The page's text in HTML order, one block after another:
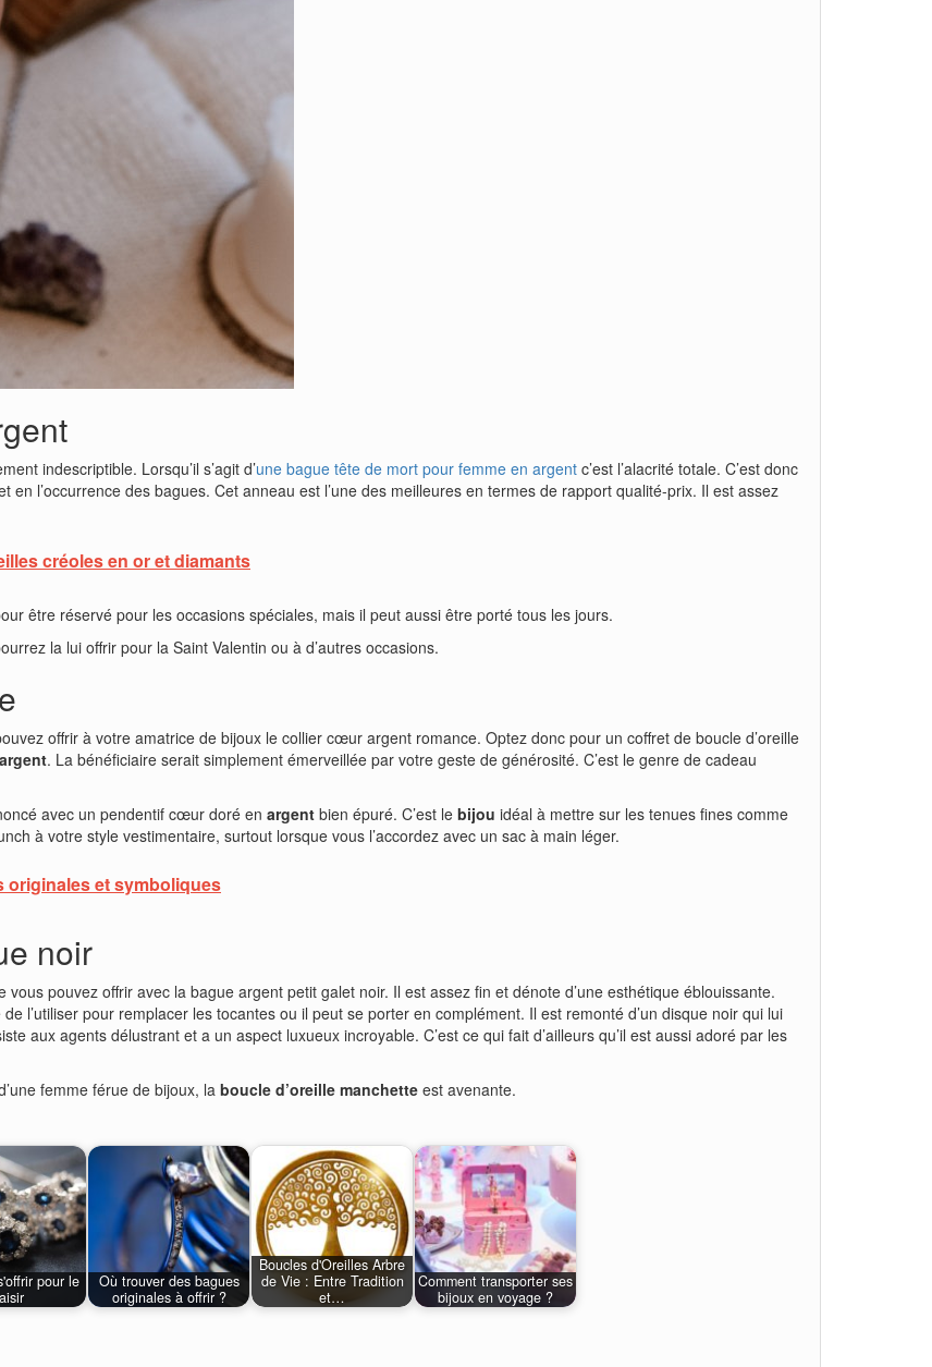
indescriptible. Lorsqu’il s’agit d’une bague tête de mort pour femme en argent c’est l’alacrité totale. C’est donc
l’occurrence des bagues. Cet anneau est l’une des meilleures en termes de rapport qualité-prix. Il est assez
créoles en or et diamants
être réservé pour les occasions spéciales, mais il peut aussi être porté tous les jours.
la lui offrir pour la Saint Valentin ou à d’autres occasions.
offrir à votre amatrice de bijoux le collier cœur argent romance. Optez donc pour un coffret de boucle d’oreille
argent. La bénéficiaire serait simplement émerveillée par votre geste de générosité. C’est le genre de cadeau
avec un pendentif cœur doré en argent bien épuré. C’est le bijou idéal à mettre sur les tenues fines comme
à votre style vestimentaire, surtout lorsque vous l’accordez avec un sac à main léger.
originales et symboliques
noir
vous pouvez offrir avec la bague argent petit galet noir. Il est assez fin et dénote d’une esthétique éblouissante.
l’utiliser pour remplacer les tocantes ou il peut se porter en complément. Il est remonté d’un disque noir qui lui
aux agents délustrant et a un aspect luxueux incroyable. C’est ce qui fait d’ailleurs qu’il est aussi adoré par les
femme férue de bijoux, la boucle d’oreille manchette est avenante.
pour le
Où trouver des bagues
originales à offrir ?
Boucles d'Oreilles Arbre
de Vie : Entre Tradition
et…
Comment transporter ses
bijoux en voyage ?